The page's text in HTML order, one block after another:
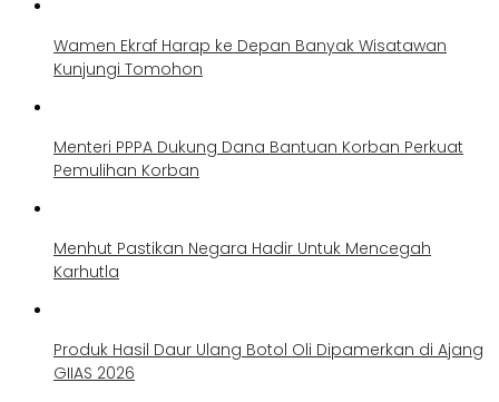
Wamen Ekraf Harap ke Depan Banyak Wisatawan
Kunjungi Tomohon
Menteri PPPA Dukung Dana Bantuan Korban Perkuat
Pemulihan Korban
Menhut Pastikan Negara Hadir Untuk Mencegah
Karhutla
Produk Hasil Daur Ulang Botol Oli Dipamerkan di Ajang
GIIAS 2026